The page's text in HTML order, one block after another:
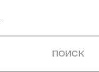
ПОИСК